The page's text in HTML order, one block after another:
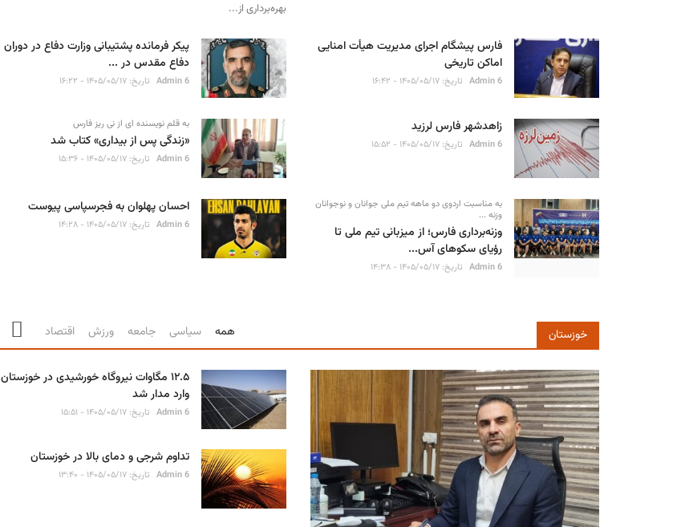
بهره‌برداری از...
فارس پیشگام اجرای مدیریت هیأت امنایی
اماکن تاریخی
Admin 6 تاریخ: ۱۴۰۵/۰۵/۱۷ - ۱۶:۴۲
پیکر فرمانده پشتیبانی وزارت دفاع در دوران
دفاع مقدس در ...
Admin 6 تاریخ: ۱۴۰۵/۰۵/۱۷ - ۱۶:۲۲
زاهدشهر فارس لرزید
Admin 6 تاریخ: ۱۴۰۵/۰۵/۱۷ - ۱۵:۵۲
به قلم نویسنده ای از نی ریز فارس
«زندگی پس از بیداری» کتاب شد
Admin 6 تاریخ: ۱۴۰۵/۰۵/۱۷ - ۱۵:۳۶
به مناسبت اردوی دو ماهه تیم ملی جوانان و نوجوانان
وزنه ...
وزنه‌برداری فارس؛ از میزبانی تیم ملی تا
رؤیای سکوهای آس...
Admin 6 تاریخ: ۱۴۰۵/۰۵/۱۷ - ۱۴:۳۸
احسان پهلوان به فجرسپاسی پیوست
Admin 6 تاریخ: ۱۴۰۵/۰۵/۱۷ - ۱۴:۲۸
خوزستان همه سیاسی جامعه ورزش اقتصاد
۱۲.۵ مگاوات نیروگاه خورشیدی در خوزستان
وارد مدار شد
Admin 6 تاریخ: ۱۴۰۵/۰۵/۱۷ - ۱۵:۵۱
تداوم شرجی و دمای بالا در خوزستان
Admin 6 تاریخ: ۱۴۰۵/۰۵/۱۷ - ۱۳:۴۰